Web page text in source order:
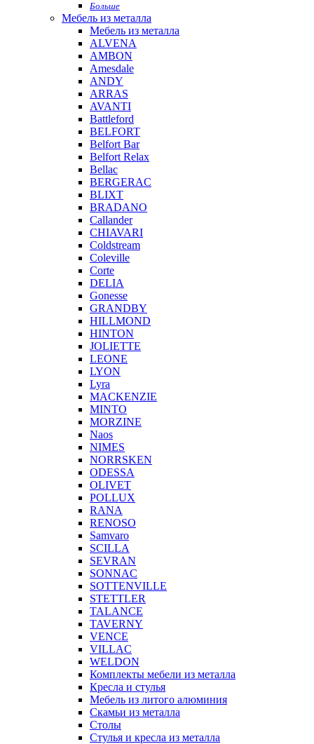
Больше
Мебель из металла
Мебель из металла
ALVENA
AMBON
Amesdale
ANDY
ARRAS
AVANTI
Battleford
BELFORT
Belfort Bar
Belfort Relax
Bellac
BERGERAC
BLIXT
BRADANO
Callander
CHIAVARI
Coldstream
Coleville
Corte
DELIA
Gonesse
GRANDBY
HILLMOND
HINTON
JOLIETTE
LEONE
LYON
Lyra
MACKENZIE
MINTO
MORZINE
Naos
NIMES
NORRSKEN
ODESSA
OLIVET
POLLUX
RANA
RENOSO
Samvaro
SCILLA
SEVRAN
SONNAC
SOTTENVILLE
STETTLER
TALANCE
TAVERNY
VENCE
VILLAC
WELDON
Комплекты мебели из металла
Кресла и стулья
Мебель из литого алюминия
Скамьи из металла
Столы
Стулья и кресла из металла